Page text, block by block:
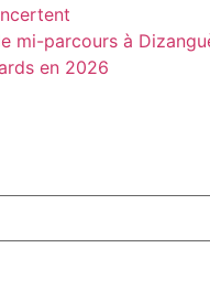
mi-parcours à
en 2026